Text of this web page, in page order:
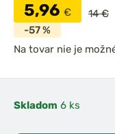
5,96 €
14 €
-57 %
Na tovar nie je
Skladom 6 ks